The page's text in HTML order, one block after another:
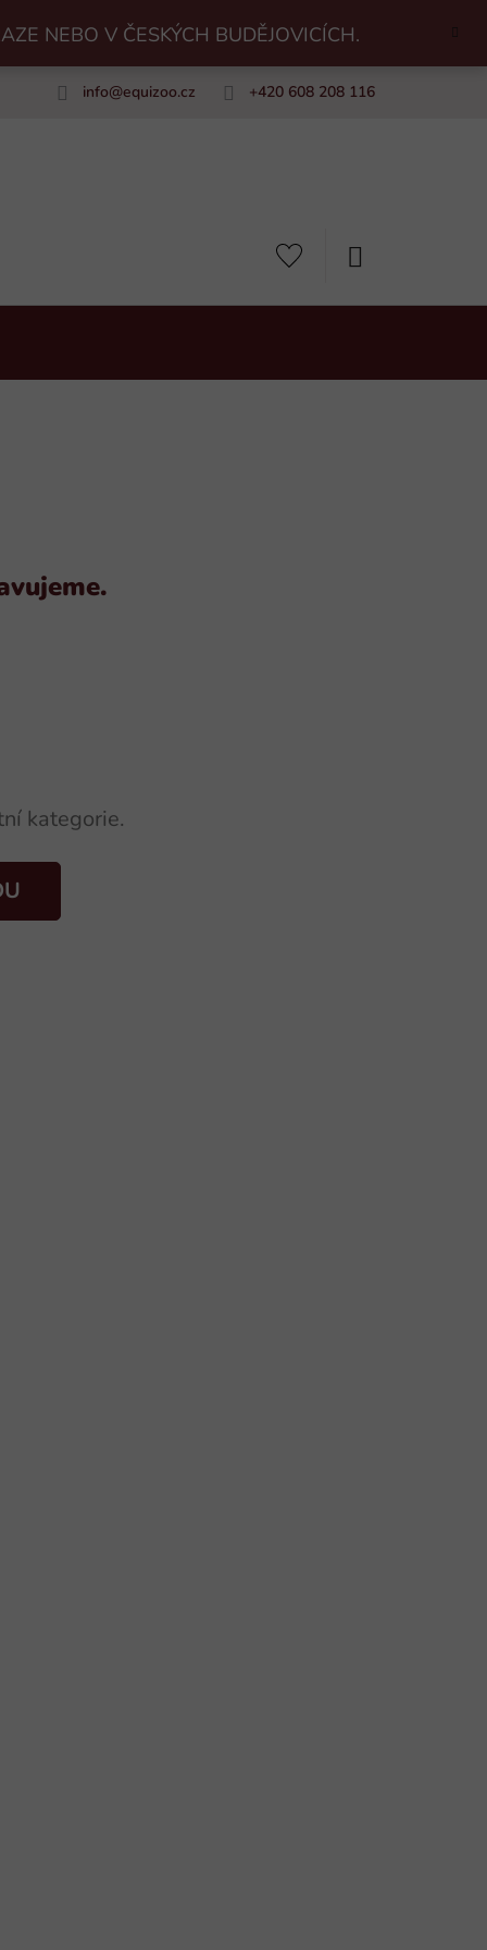
NEBO V ČESKÝCH BUDĚJOVICÍCH.
info@equizoo.cz +420 608 208 116
kategorie.